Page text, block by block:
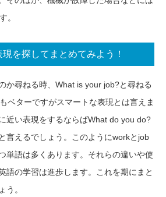
。
を探してまとめてみよう！
か尋ねる時、What is your job?と尋ねる
ベターですがスマートな表現とは言えま
近い表現をするならばWhat do you do?
言えるでしょう。このようにworkとjob
単語は多くあります。それらの違いや使
語の学習は進歩します。これを期にまと
う。